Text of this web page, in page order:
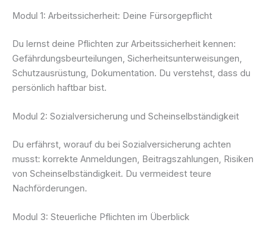
Modul 1: Arbeitssicherheit: Deine Fürsorgepflicht
Du lernst deine Pflichten zur Arbeitssicherheit kennen:
Gefährdungsbeurteilungen, Sicherheitsunterweisungen,
Schutzausrüstung, Dokumentation. Du verstehst, dass du
persönlich haftbar bist.
Modul 2: Sozialversicherung und Scheinselbständigkeit
Du erfährst, worauf du bei Sozialversicherung achten
musst: korrekte Anmeldungen, Beitragszahlungen, Risiken
von Scheinselbständigkeit. Du vermeidest teure
Nachförderungen.
Modul 3: Steuerliche Pflichten im Überblick